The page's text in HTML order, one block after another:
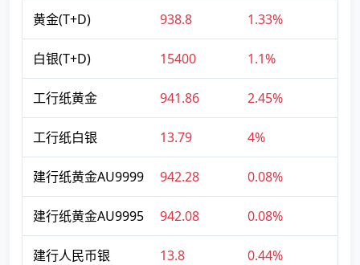
黄金(T+D) 938.8 1.33%
白银(T+D) 15400 1.1%
工行纸黄金 941.86 2.45%
工行纸白银 13.79 4%
建行纸黄金AU9999 942.28 0.08%
建行纸黄金AU9995 942.08 0.08%
建行人民币银 13.8 0.44%